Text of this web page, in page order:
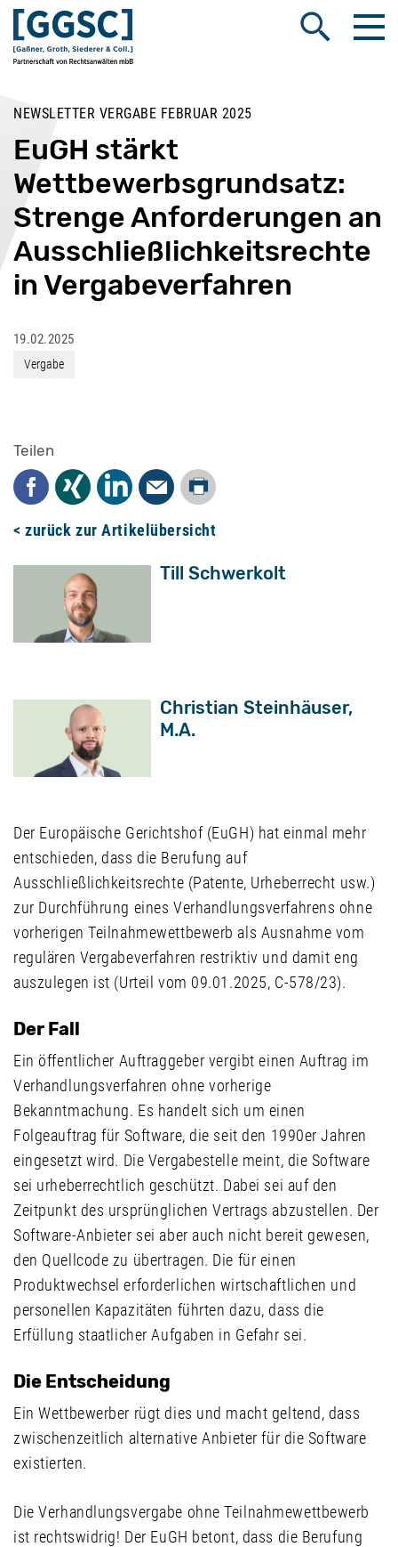
Suche öffnen
NEWSLETTER VERGABE FEBRUAR 2025
EuGH stärkt
Wettbewerbsgrundsatz:
Strenge Anforderungen an
Ausschließlichkeitsrechte
in Vergabeverfahren
19.02.2025
Vergabe
Teilen
Facebook
Xing LinkedInMail
Drucken
< zurück zur Artikelübersicht
Till Schwerkolt
Christian Steinhäuser,
M.A.
Der Europäische Gerichtshof (EuGH) hat einmal mehr
entschieden, dass die Berufung auf
Ausschließlichkeitsrechte (Patente, Urheberrecht usw.)
zur Durchführung eines Verhandlungsverfahrens ohne
vorherigen Teilnahmewettbewerb als Ausnahme vom
regulären Vergabeverfahren restriktiv und damit eng
auszulegen ist (Urteil vom 09.01.2025, C-578/23).
Der Fall
Ein öffentlicher Auftraggeber vergibt einen Auftrag im
Verhandlungsverfahren ohne vorherige
Bekanntmachung. Es handelt sich um einen
Folgeauftrag für Software, die seit den 1990er Jahren
eingesetzt wird. Die Vergabestelle meint, die Software
sei urheberrechtlich geschützt. Dabei sei auf den
Zeitpunkt des ursprünglichen Vertrags abzustellen. Der
Software-Anbieter sei aber auch nicht bereit gewesen,
den Quellcode zu übertragen. Die für einen
Produktwechsel erforderlichen wirtschaftlichen und
personellen Kapazitäten führten dazu, dass die
Erfüllung staatlicher Aufgaben in Gefahr sei.
Die Entscheidung
Ein Wettbewerber rügt dies und macht geltend, dass
zwischenzeitlich alternative Anbieter für die Software
existierten.
Die Verhandlungsvergabe ohne Teilnahmewettbewerb
ist rechtswidrig! Der EuGH betont, dass die Berufung